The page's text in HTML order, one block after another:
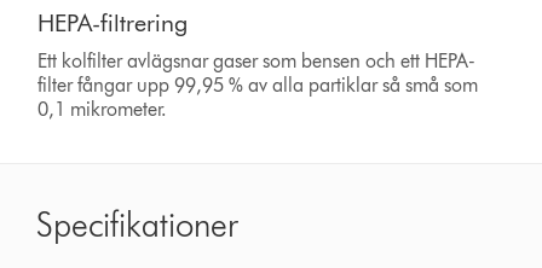
HEPA-filtrering
Ett kolfilter avlägsnar gaser som bensen och ett HEPA-
filter fångar upp 99,95 % av alla partiklar så små som
0,1 mikrometer.
Specifikationer